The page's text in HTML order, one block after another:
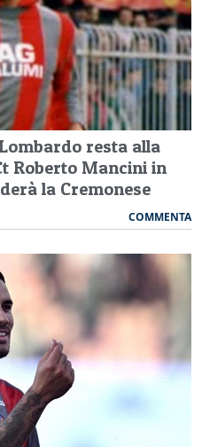
resta alla
Roberto Mancini in
la Cremonese
COMMENTA